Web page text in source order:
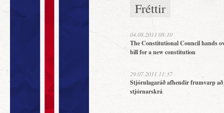
Fréttir
04.08.2011 08:10
The Constitutional Council hands
bill for a new constitution
29.07.2011 11:37
Stjórnlagaráð afhendir frumvarp
stjórnarskrá